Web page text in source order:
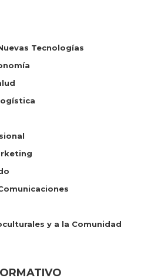
Tecnologías
y a la Comunidad